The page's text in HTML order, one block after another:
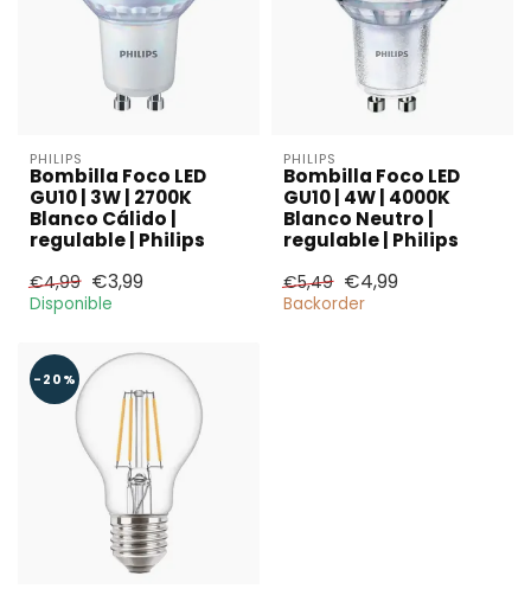
PHILIPS
Bombilla Foco LED
GU10 | 3W | 2700K
Blanco Cálido |
regulable | Philips
€4,99 €3,99
Disponible
PHILIPS
Bombilla Foco LED
GU10 | 4W | 4000K
Blanco Neutro |
regulable | Philips
€5,49 €4,99
Backorder
-20%